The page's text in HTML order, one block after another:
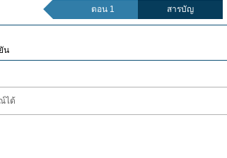
ตอน 1 สารบัญ
น
ได้